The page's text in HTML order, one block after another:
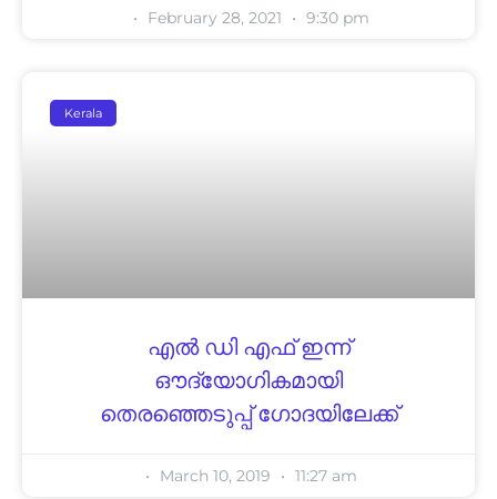
February 28, 2021 9:30 pm
Kerala
എൽ ഡി എഫ് ഇന്ന്
ഔദ്യോഗികമായി
തെരഞ്ഞെടുപ്പ് ഗോദയിലേക്ക്
March 10, 2019 11:27 am